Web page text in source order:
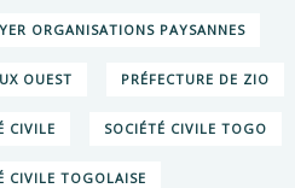
ORGANISATIONS PAYSANNES
OUEST PRÉFECTURE DE ZIO
CIVILE SOCIÉTÉ CIVILE TOGO
CIVILE TOGOLAISE